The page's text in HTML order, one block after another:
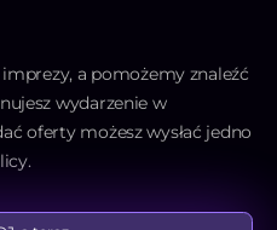
a pomożemy znaleźć
wydarzenie w
oferty możesz wysłać jedno